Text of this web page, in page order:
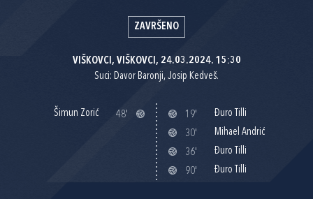
ZAVRŠENO
VIŠKOVCI, VIŠKOVCI, 24.03.2024. 15:30
Suci: Davor Baronji, Josip Kedveš.
Šimun Zorić 48' 19'
Đuro Tilli
30'
Mihael Andrić
36'
Đuro Tilli
90'
Đuro Tilli